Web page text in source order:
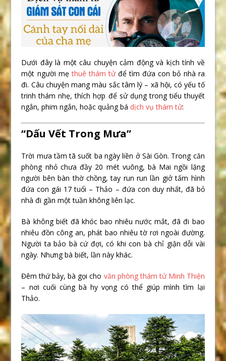
Dưới đây là một câu chuyện cảm động và kịch tính về
một người mẹthuê thám tửđể tìm đứa con bỏ nhà ra
đi. Câu chuyện mang màu sắc tâm lý – xã hội, có yếu tố
trinh thám nhẹ, thích hợp để sử dụng trong tiểu thuyết
ngắn, phim ngắn, hoặc quảng bá dịch vụ thám tử:
“Dấu Vết Trong Mưa”
Trời mưa tầm tã suốt ba ngày liền ở Sài Gòn. Trong căn
phòng nhỏ chưa đầy 20 mét vuông, bà Mai ngồi lặng
người bên bàn thờ chồng, tay run run lần giở tấm hình
đứa con gái 17 tuổi – Thảo – đứa con duy nhất, đã bỏ
nhà đi gần một tuần không liên lạc.
Bà không biết đã khóc bao nhiêu nước mắt, đã đi bao
nhiêu đồn công an, phát bao nhiêu tờ rơi ngoài đường.
Người ta bảo bà cứ đợi, có khi con bà chỉ giận dỗi vài
ngày. Nhưng bà biết, lần này khác.
Đêm thứ bảy, bà gọi cho văn phòng thám tử Minh Thiện
– nơi cuối cùng bà hy vọng có thể giúp mình tìm lại
Thảo.